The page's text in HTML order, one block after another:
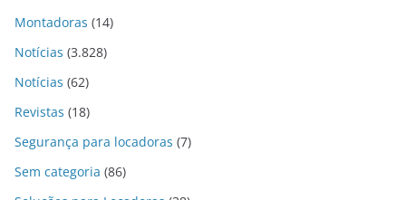
Montadoras (14)
Notícias (3.828)
Notícias (62)
Revistas (18)
Segurança para locadoras (7)
Sem categoria (86)